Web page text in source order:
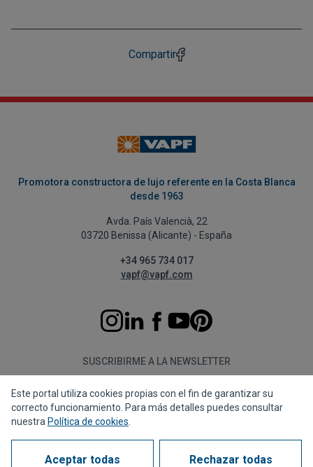
Compartir
Promotora constructora de lujo referente en la Costa Blanca
desde 1963
Avda. País Valencià, 22
03720 Benissa (Alicante) - España
+34 965 734 017
vapf@vapf.com
SUSCRIBIRME A LA NEWSLETTER
Suscribirme
Este portal utiliza cookies propias con el fin de garantizar su
correcto funcionamiento. Para más detalles puedes consultar
nuestra Política de cookies
Aceptar todas Rechazar todas